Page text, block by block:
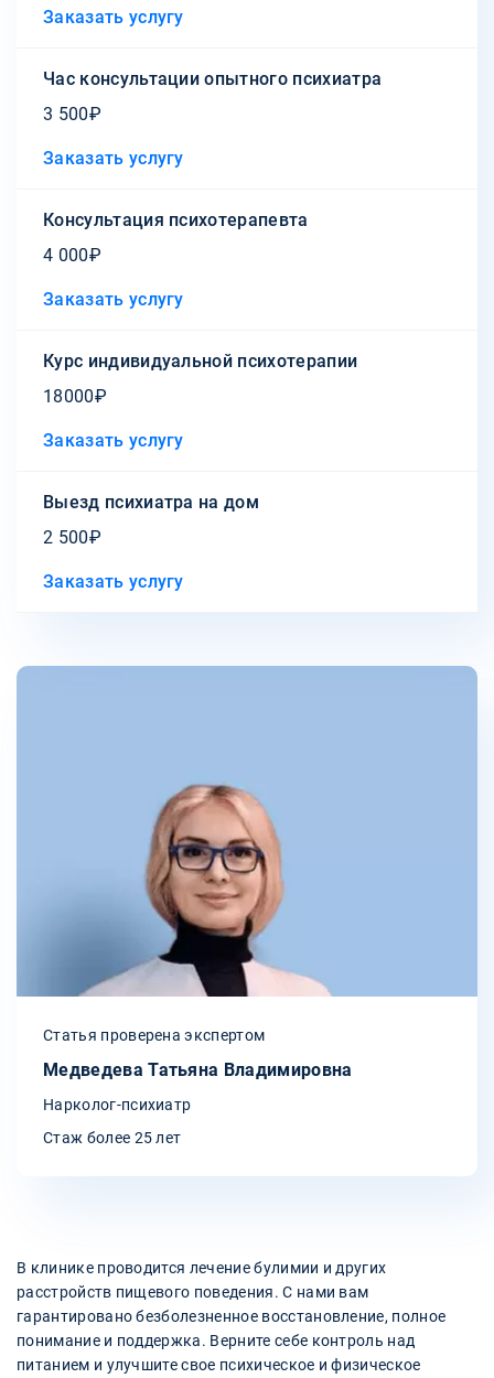
Заказать услугу
Час консультации опытного психиатра
3 500₽
Заказать услугу
Консультация психотерапевта
4 000₽
Заказать услугу
Курс индивидуальной психотерапии
18000₽
Заказать услугу
Выезд психиатра на дом
2 500₽
Заказать услугу
Статья проверена экспертом
Медведева Татьяна Владимировна
Нарколог-психиатр
Стаж более 25 лет
В клинике проводится лечение булимии и других
расстройств пищевого поведения. С нами вам
гарантировано безболезненное восстановление, полное
понимание и поддержка. Верните себе контроль над
питанием и улучшите свое психическое и физическое